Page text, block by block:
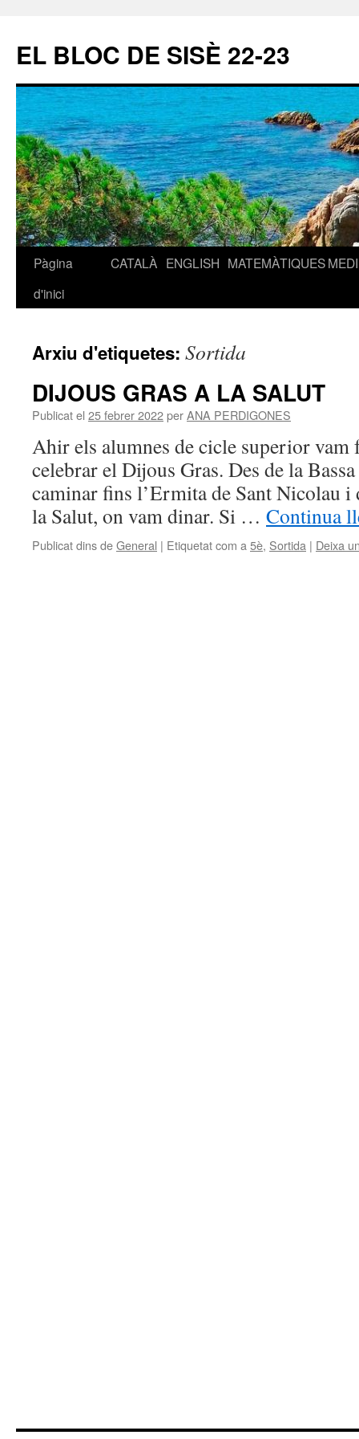
EL BLOC DE SISÈ 22-23
Vés
Pàgina
d'inici
CATALÀ ENGLISH MATEMÀTIQUESMEDI
Arxiu d'etiquetes: Sortida
DIJOUS GRAS A LA SALUT
Publicat el 25 febrer 2022perANA PERDIGONES
Ahir els alumnes de cicle superior vam
celebrar el Dijous Gras. Des de la
caminar fins l’Ermita de Sant Nicolau i
la Salut, on vam dinar. Si … Continua
Publicat dins deGeneral | Etiquetat com a 5è, Sortida | Deixa